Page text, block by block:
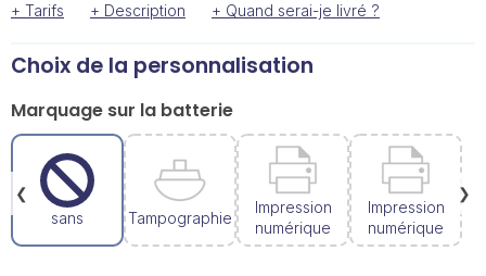
+ Tarifs + Description + Quand serai-je livré ?
Choix de la personnalisation
Marquage sur la batterie
sans Tampographie
Impression
numérique
Impression
numérique
❯
❮